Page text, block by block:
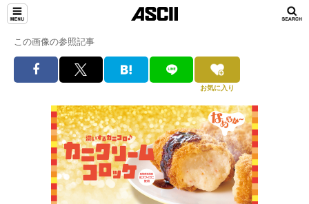
この画像の参照記事
お気に入り